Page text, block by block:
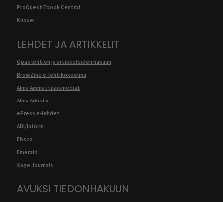
ProQuest Ebook Central
Knovel
LEHDET JA ARTIKKELIT
Opas lehtien ja artikkeleiden hakuun
BrowZine e-lehtikokoelma
Alma Ammattilaismediat
Alma Arkisto
ePress e-lehdet
ABI/Inform
Ebsco
Emerald
Sage Journals
AVUKSI TIEDONHAKUUN